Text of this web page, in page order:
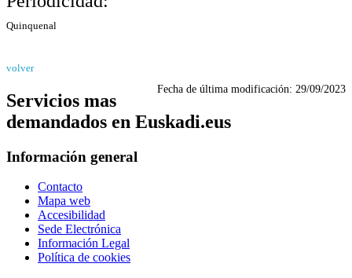
Quinquenal
volver
Fecha de última modificación: 29/09/2023
Servicios mas
demandados en Euskadi.eus
Información general
Contacto
Mapa web
Accesibilidad
Sede Electrónica
Información Legal
Política de cookies